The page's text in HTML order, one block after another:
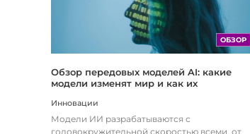
ОБЗОР
Обзор передовых моделей AI: какие
модели изменят мир и как их
Инновации
Модели ИИ разрабатываются с
головокружительной скоростью всеми, от